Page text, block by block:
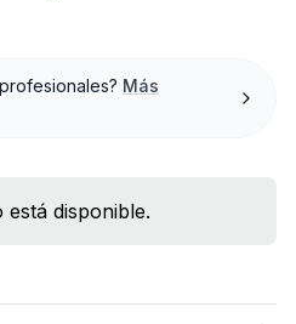
Más
disponible.